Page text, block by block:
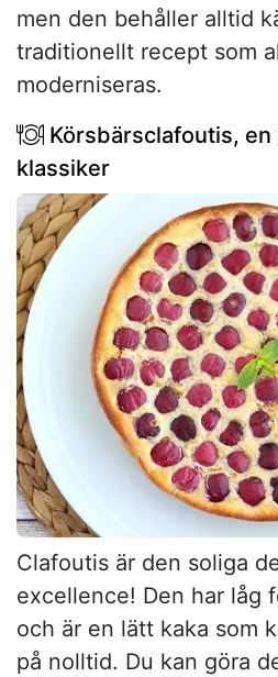
men den behåller alltid
traditionellt recept som
moderniseras.
Körsbärsclafoutis,
klassiker
Clafoutis är den soliga
excellence! Den har låg
och är en lätt kaka som
på nolltid. Du kan göra